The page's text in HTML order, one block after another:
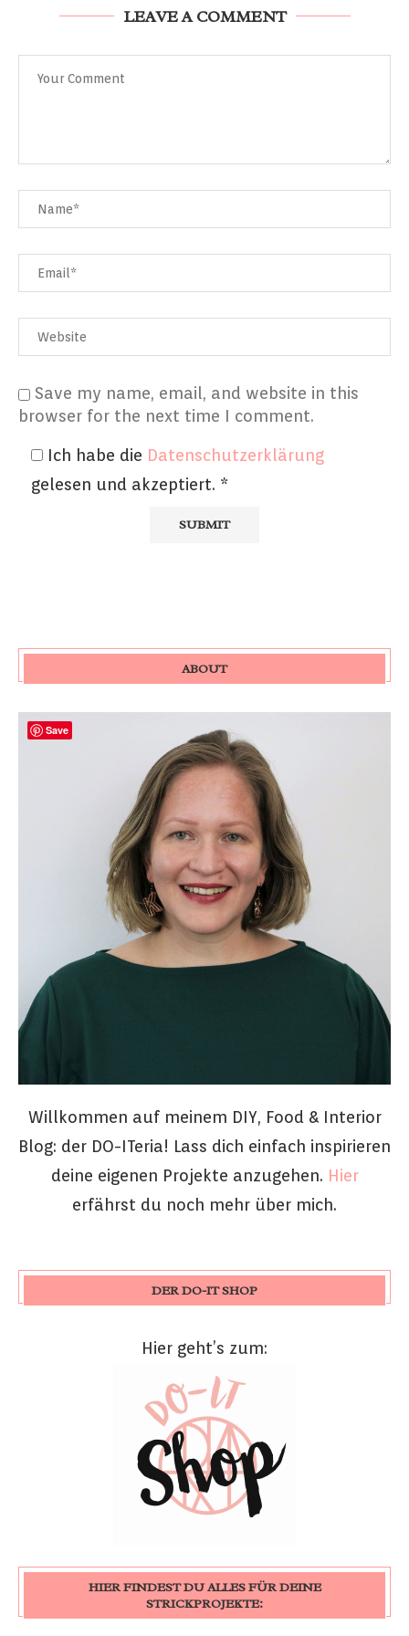
LEAVE A COMMENT
Save my name, email, and website in this
browser for the next time I comment.
Ich habe die Datenschutzerklärung
gelesen und akzeptiert. *
ABOUT
Willkommen auf meinem DIY, Food & Interior
Blog: der DO-ITeria! Lass dich einfach inspirieren
deine eigenen Projekte anzugehen. Hier
erfährst du noch mehr über mich.
DER DO-IT SHOP
Hier geht’s zum:
HIER FINDEST DU ALLES FÜR DEINE
STRICKPROJEKTE:
Save